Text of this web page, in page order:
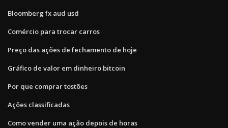
Bloomberg fx aud usd
Comércio para trocar carros
Preço das ações de fechamento de hoje
Gráfico de valor em dinheiro bitcoin
Por que comprar tostões
Ações classificadas
Como vender uma ação depois de horas